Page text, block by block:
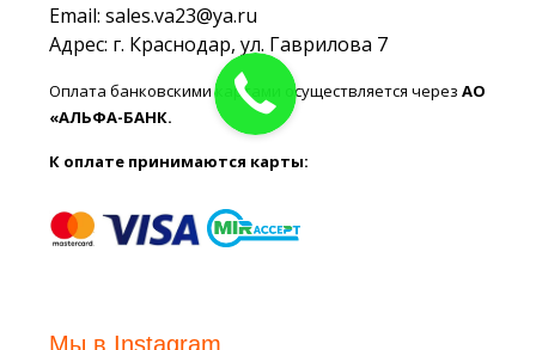
Email: sales.va23@ya.ru
Адрес: г. Краснодар, ул. Гаврилова 7
Оплата банковскими картами осуществляется черезАО
«АЛЬФА-БАНК.
К оплате принимаются карты:
Мы в Instagram